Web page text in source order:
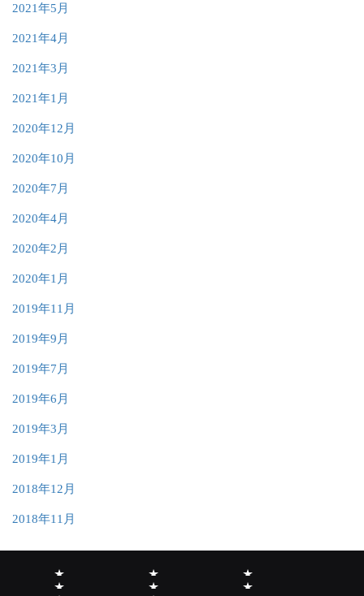
2021年5月
2021年4月
2021年3月
2021年1月
2020年12月
2020年10月
2020年7月
2020年4月
2020年2月
2020年1月
2019年11月
2019年9月
2019年7月
2019年6月
2019年3月
2019年1月
2018年12月
2018年11月